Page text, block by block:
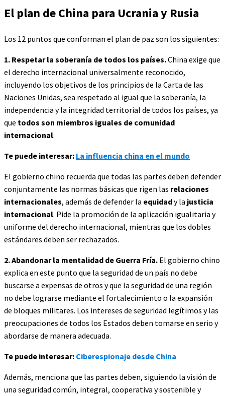
El plan de China para Ucrania y Rusia
Los 12 puntos que conforman el plan de paz son los siguientes:
1. Respetar la soberanía de todos los países.China exige que
el derecho internacional universalmente reconocido,
incluyendo los objetivos de los principios de la Carta de las
Naciones Unidas, sea respetado al igual que la soberanía, la
independencia y la integridad territorial de todos los países, ya
que todos son miembros iguales de comunidad
internacional.
Te puede interesar: La influencia china en el mundo
El gobierno chino recuerda que todas las partes deben defender
conjuntamente las normas básicas que rigen las relaciones
internacionales, además de defender la equidady la justicia
internacional. Pide la promoción de la aplicación igualitaria y
uniforme del derecho internacional, mientras que los dobles
estándares deben ser rechazados.
2.Abandonar la mentalidad de Guerra Fría. El gobierno chino
explica en este punto que la seguridad de un país no debe
buscarse a expensas de otros y que la seguridad de una región
no debe lograrse mediante el fortalecimiento o la expansión
de bloques militares. Los intereses de seguridad legítimos y las
preocupaciones de todos los Estados deben tomarse en serio y
abordarse de manera adecuada.
Te puede interesar: Ciberespionaje desde China
Además, menciona que las partes deben, siguiendo la visión de
una seguridad común, integral, cooperativa y sostenible y